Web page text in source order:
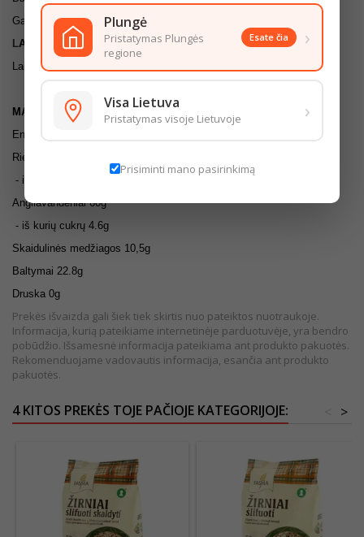
Galimi GLITIMO pėdsakai.
LAI
KYMO SĄLYGOS
Laikyti sausose, švariose, gerai vėdinamose patalpose.
MAISTINGUMO VERTĖ (100G)
Energinė vertė 1247/290kcal
Riebalai 1.6g
- iš kurių sočiųjų riebalų rūgščių 0,19g
Angliavandeniai 60g
- iš kurių cukrų 4.6g
Skaidulinės medžiagos 10,5g
Baltymai 22.8g
Druska 0g
Prekės išvaizda gali šiek tiek skirtis nuo pateiktos nuotraukoje.
Informacija, kurią pateikiame internetinėje parduotuvėje, yra bendro
pobūdžio. Išsamesnė informacija pateikiama ant produkto pakuotės.
Rekomenduojame vadovautis informacija, esančia ant produkto
pakuotės.
4 KITOS PREKĖS TOJE PAČIOJE KATEGORIJOJE: >
Plungė
Pristatymas Plungės
regione
Esate čia ›
Visa Lietuva
Pristatymas visoje Lietuvoje ›
Prisiminti mano pasirinkimą